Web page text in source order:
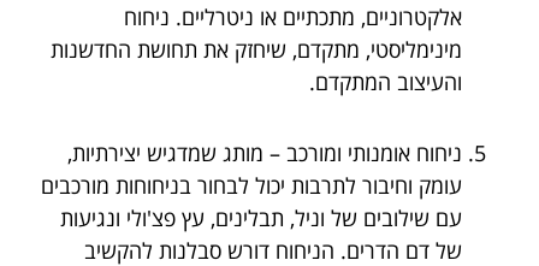
אלקטרוניים, מתכתיים או ניטרליים. ניחוח
מינימליסטי, מתקדם, שיחזק את תחושת החדשנות
והעיצוב המתקדם.
ניחוח אומנותי ומורכב – מותג שמדגיש יצירתיות,
עומק וחיבור לתרבות יכול לבחור בניחוחות מורכבים
עם שילובים של וניל, תבלינים, עץ פצ'ולי ונגיעות
של דם הדרים. הניחוח דורש סבלנות להקשיב